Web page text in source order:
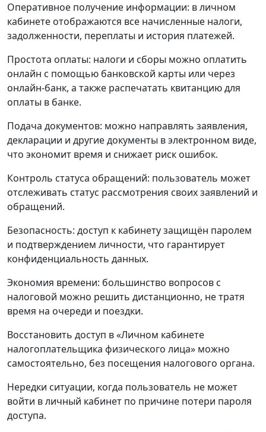
Оперативное получение информации: в личном
кабинете отображаются все начисленные налоги,
задолженности, переплаты и история платежей.
Простота оплаты: налоги и сборы можно оплатить
онлайн с помощью банковской карты или через
онлайн-банк, а также распечатать квитанцию для
оплаты в банке.
Подача документов: можно направлять заявления,
декларации и другие документы в электронном виде,
что экономит время и снижает риск ошибок.
Контроль статуса обращений: пользователь может
отслеживать статус рассмотрения своих заявлений и
обращений.
Безопасность: доступ к кабинету защищён паролем
и подтверждением личности, что гарантирует
конфиденциальность данных.
Экономия времени: большинство вопросов с
налоговой можно решить дистанционно, не тратя
время на очереди и поездки.
Восстановить доступ в «Личном кабинете
налогоплательщика физического лица» можно
самостоятельно, без посещения налогового органа.
Нередки ситуации, когда пользователь не может
войти в личный кабинет по причине потери пароля
доступа.